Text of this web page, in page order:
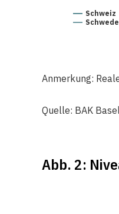
Schweiz
Anmerkung:
Quelle: BAK
Abb. 2: